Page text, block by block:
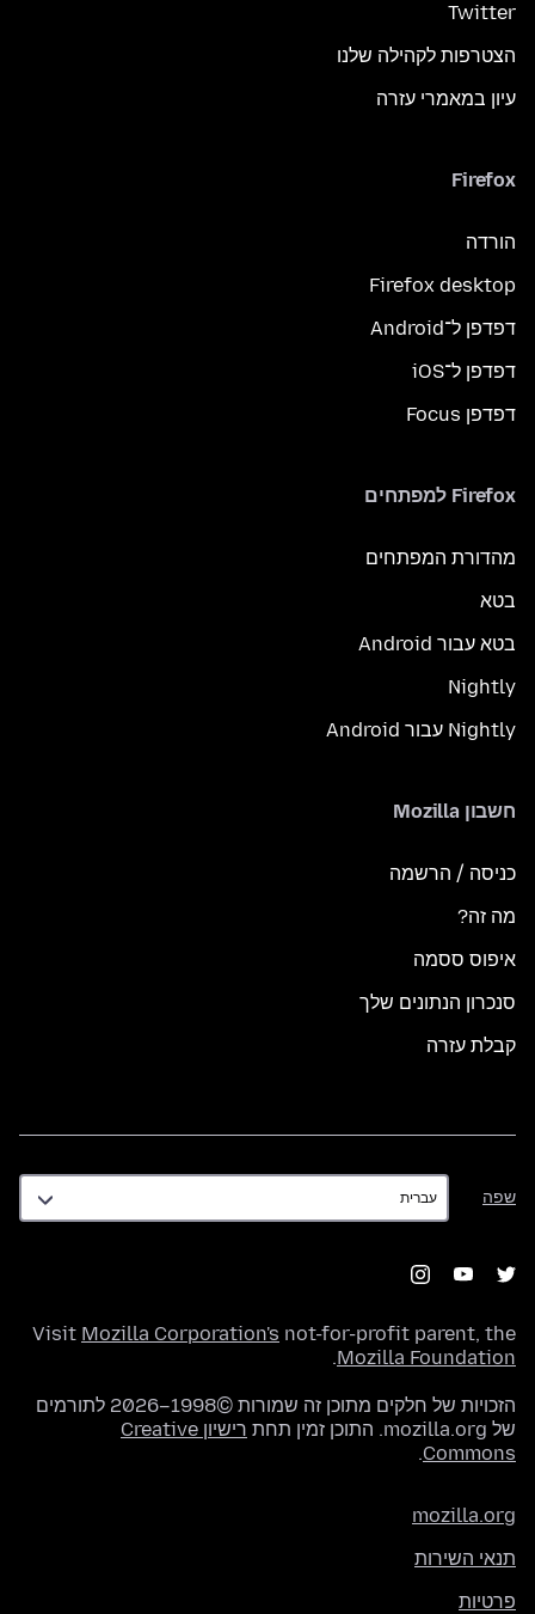
Twitter
הצטרפות לקהילה שלנו
עיון במאמרי עזרה
Firefox
הורדה
Firefox desktop
דפדפן ל־Android
דפדפן ל־iOS
דפדפן Focus
Firefox למפתחים
מהדורת המפתחים
בטא
בטא עבור Android
Nightly
Nightly עבור Android
חשבון Mozilla
כניסה / הרשמה
מה זה?
איפוס ססמה
סנכרון הנתונים שלך
קבלת עזרה
שפה
שפה
Visit Mozilla Corporation's not-for-profit parent, the
Mozilla Foundation
.
הזכויות של חלקים מתוכן זה שמורות ©1998–2026 לתורמים
של mozilla.org. התוכן זמין תחת
רישיון Creative
Commons
.
mozilla.org
תנאי השירות
פרטיות